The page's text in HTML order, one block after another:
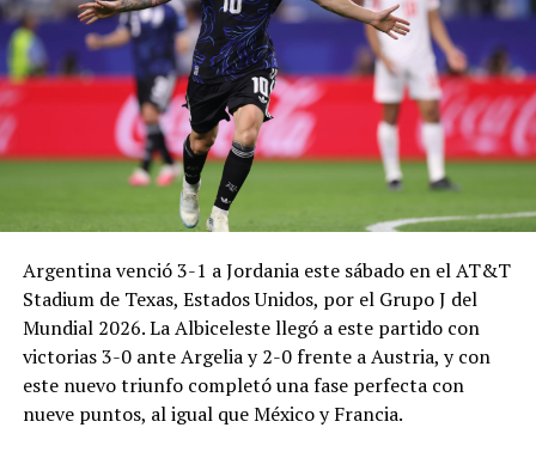
Argentina venció 3-1 a Jordania este sábado en el AT&T
Stadium de Texas, Estados Unidos, por el Grupo J del
Mundial 2026. La Albiceleste llegó a este partido con
victorias 3-0 ante Argelia y 2-0 frente a Austria, y con
este nuevo triunfo completó una fase perfecta con
nueve puntos, al igual que México y Francia.